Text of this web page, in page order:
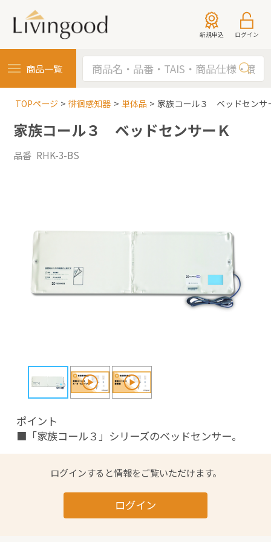
新規申込 ログイン
商品一覧
TOPページ 徘徊感知器 単体品 家族コール３ ベッドセンサ
家族コール３ ベッドセンサーＫ
品番 RHK-3-BS
ポイント
■「家族コール３」シリーズのベッドセンサー。
ログインすると情報をご覧いただけます。
ログイン